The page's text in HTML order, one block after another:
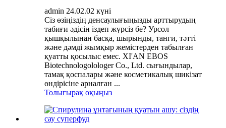
admin 24.02.02 күні
Сіз өзіңіздің денсаулығыңызды арттырудың
табиғи әдісін іздеп жүрсіз бе? Урсол
қышқылынан басқа, шырынды, танги, тәтті
және дәмді жымқыр жемістерден табылған
қуатты қосылыс емес. XI'AN EBOS
Biotechnologolologer Co., Ltd. сығындылар,
тамақ қоспалары және косметикалық шикізат
өндірісіне арналған ...
Толығырақ оқыңыз